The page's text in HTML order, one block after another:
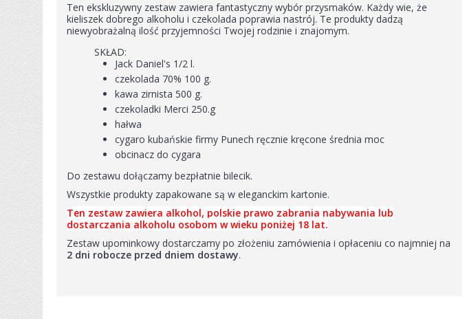
Ten ekskluzywny zestaw zawiera fantastyczny wybór przysmaków. Każdy wie, że
kieliszek dobrego alkoholu i czekolada poprawia nastrój. Te produkty dadzą
niewyobrażalną ilość przyjemności Twojej rodzinie i znajomym.
SKŁAD:
Jack Daniel's 1/2 l.
czekolada 70% 100 g.
kawa zirnista 500 g.
czekoladki Merci 250.g
hałwa
cygaro kubańskie firmy Punech ręcznie kręcone średnia moc
obcinacz do cygara
Do zestawu dołączamy bezpłatnie bilecik.
Wszystkie produkty zapakowane są w eleganckim kartonie.
Ten zestaw zawiera alkohol, polskie prawo zabrania nabywania lub
dostarczania alkoholu osobom w wieku poniżej 18 lat.
Zestaw upominkowy dostarczamy po złożeniu zamówienia i opłaceniu co najmniej na
2 dni robocze przed dniem dostawy.